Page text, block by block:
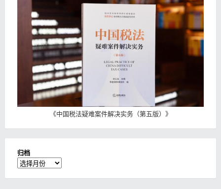
《中国税法疑难案件解决实务（第五版） 》
归档
归
档